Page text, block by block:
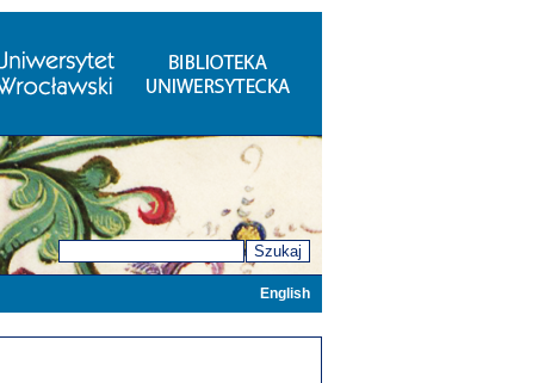
Szukaj
English